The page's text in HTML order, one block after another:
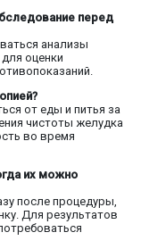
перед
анализы
оценки
от еды и питья за
чистоты желудка
во время
их можно
после процедуры,
Для результатов